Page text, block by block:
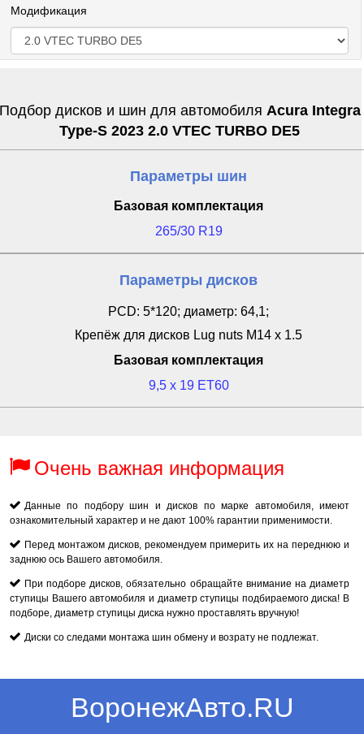
Модификация
дисков и шин для автомобиля Acura Integra
Type-S 2023 2.0 VTEC TURBO DE5
Параметры шин
Базовая комплектация
265/30 R19
Параметры дисков
PCD: 5*120; диаметр: 64,1;
Крепёж для дисков Lug nuts M14 x 1.5
Базовая комплектация
9,5 x 19 ET60
Очень важная информация
Данные по подбору шин и дисков по марке автомобиля, имеют
ознакомительный характер и не дают 100% гарантии применимости.
Перед монтажом дисков, рекомендуем примерить их на переднюю и
заднюю ось Вашего автомобиля.
При подборе дисков, обязательно обращайте внимание на диаметр
ступицы Вашего автомобиля и диаметр ступицы подбираемого диска! В
подборе, диаметр ступицы диска нужно проставлять вручную!
Диски со следами монтажа шин обмену и возрату не подлежат.
ВоронежАвто.RU